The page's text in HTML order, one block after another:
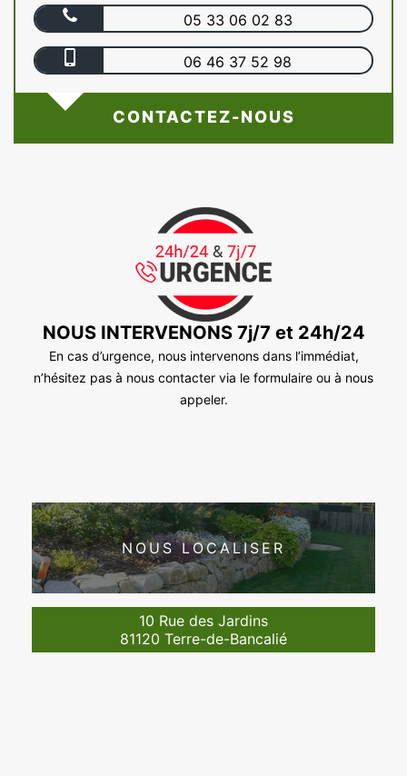
05 33 06 02 83
06 46 37 52 98
CONTACTEZ-NOUS
NOUS INTERVENONS 7j/7 et 24h/24
En cas d’urgence, nous intervenons dans l’immédiat,
n’hésitez pas à nous contacter via le formulaire ou à nous
appeler.
NOUS LOCALISER
10 Rue des Jardins
81120 Terre-de-Bancalié